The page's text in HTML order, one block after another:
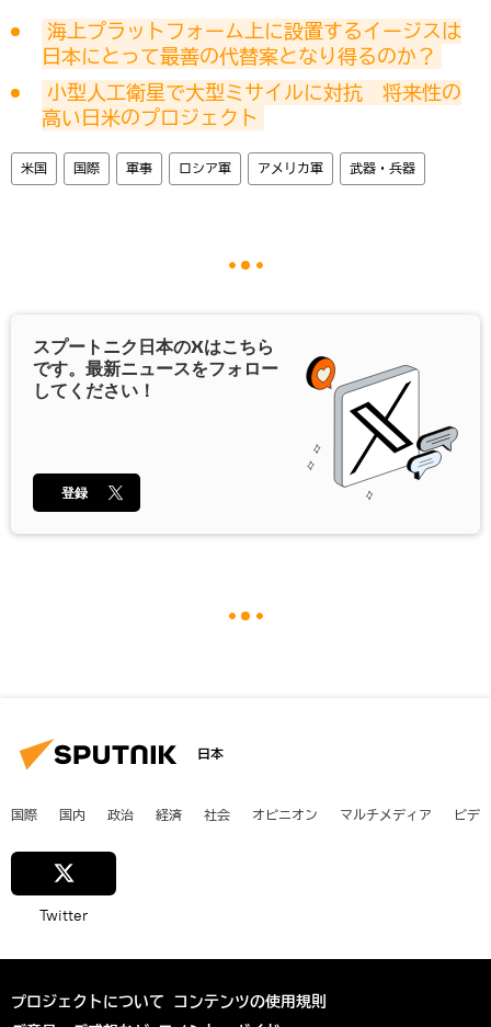
海上プラットフォーム上に設置するイージスは
日本にとって最善の代替案となり得るのか？
小型人工衛星で大型ミサイルに対抗　将来性の
高い日米のプロジェクト
米国 国際 軍事 ロシア軍 アメリカ軍 武器・兵器
スプートニク日本のXはこちら
です。最新ニュースをフォロー
してください！
登録
日本
国際 国内 政治 経済 社会 オピニオン マルチメディア ビデ
Twitter
プロジェクトについて コンテンツの使用規則